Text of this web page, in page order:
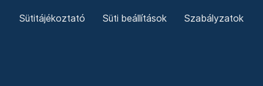
Sütitájékoztató Süti beállítások Szabályzatok